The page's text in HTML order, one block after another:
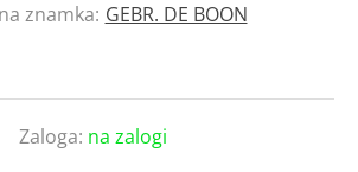
znamka: GEBR. DE BOON
Zaloga: na zalogi